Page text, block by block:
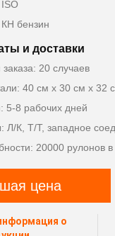
бензин
и доставки
20 случаев
40 см х 30 см х 32
5-8 рабочих дней
Л/К, Т/Т, западное
20000 рулонов
цена
о